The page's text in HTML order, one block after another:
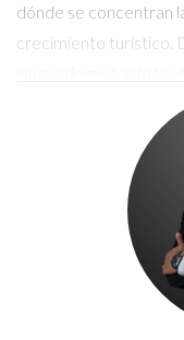
dónde se concentran
crecimiento turístico.
recreativas, cada
este artículo,
turístico está
cómo puedes ser
Destinos